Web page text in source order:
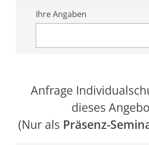
Ihre Angaben
Anfrage
dieses
(Nur als Präsenz-